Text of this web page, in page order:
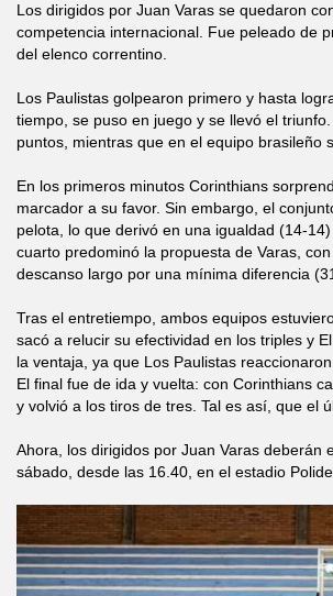
Los dirigidos por Juan Varas se quedaron
competencia internacional. Fue peleado de
del elenco correntino.
Los Paulistas golpearon primero y hasta
tiempo, se puso en juego y se llevó el
puntos, mientras que en el equipo brasileño
En los primeros minutos Corinthians
marcador a su favor. Sin embargo, el
pelota, lo que derivó en una igualdad (14-
cuarto predominó la propuesta de Varas,
descanso largo por una mínima diferencia
Tras el entretiempo, ambos equipos
sacó a relucir su efectividad en los triples y
la ventaja, ya que Los Paulistas
El final fue de ida y vuelta: con Corinthians
y volvió a los tiros de tres. Tal es así, que el
Ahora, los dirigidos por Juan Varas deberán
sábado, desde las 16.40, en el estadio